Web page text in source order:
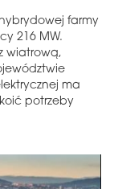
farmy
216 MW.
wiatrową,
ma
potrzeby